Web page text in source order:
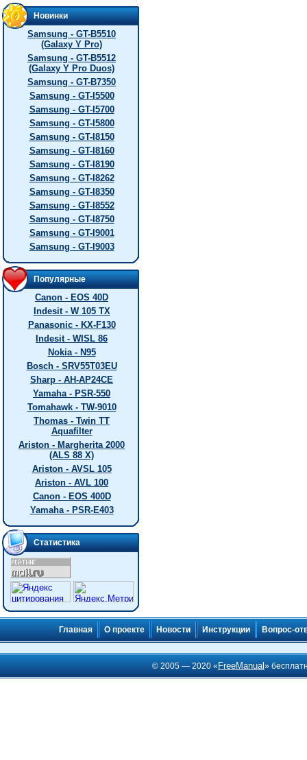
Новинки
Samsung - GT-B5510
(Galaxy Y Pro)
Samsung - GT-B5512
(Galaxy Y Pro Duos)
Samsung - GT-B7350
Samsung - GT-I5500
Samsung - GT-I5700
Samsung - GT-I5800
Samsung - GT-I8150
Samsung - GT-I8160
Samsung - GT-I8190
Samsung - GT-I8262
Samsung - GT-I8350
Samsung - GT-I8552
Samsung - GT-I8750
Samsung - GT-I9001
Samsung - GT-I9003
Популярные
Canon - EOS 40D
Indesit - W 105 TX
Panasonic - KX-F130
Indesit - WISL 86
Nokia - N95
Bosch - SRV55T03EU
Sharp - AH-AP24CE
Yamaha - PSR-550
Tomahawk - TW-9010
Thomas - Twin TT
Aquafilter
Ariston - Margherita 2000
(ALS 88 X)
Ariston - AVSL 105
Ariston - AVL 100
Canon - EOS 400D
Yamaha - PSR-E403
Статистика
Главная О проекте Новости Инструкции Вопрос-
© 2005 — 2020 « FreeManual»